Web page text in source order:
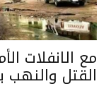
مع الانفلات
القتل والنهب